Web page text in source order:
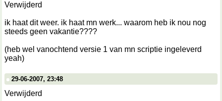
Verwijderd
ik haat dit weer. ik haat mn werk... waarom heb ik nou nog
steeds geen vakantie????
(heb wel vanochtend versie 1 van mn scriptie ingeleverd
yeah)
29-06-2007, 23:48
Verwijderd